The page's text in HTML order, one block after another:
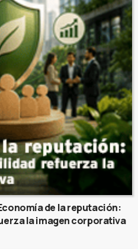
de la reputación:
la imagen corporativa